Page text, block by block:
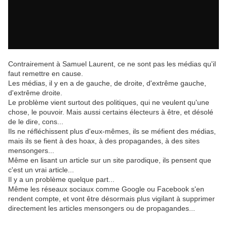
Contrairement à Samuel Laurent, ce ne sont pas les médias qu'il
faut remettre en cause.
Les médias, il y en a de gauche, de droite, d'extrême gauche,
d'extrême droite.
Le problème vient surtout des politiques, qui ne veulent qu'une
chose, le pouvoir. Mais aussi certains électeurs à être, et désolé
de le dire, cons...
Ils ne réfléchissent plus d'eux-mêmes, ils se méfient des médias,
mais ils se fient à des hoax, à des propagandes, à des sites
mensongers...
Même en lisant un article sur un site parodique, ils pensent que
c'est un vrai article...
Il y a un problème quelque part...
Même les réseaux sociaux comme Google ou Facebook s'en
rendent compte, et vont être désormais plus vigilant à supprimer
directement les articles mensongers ou de propagandes...